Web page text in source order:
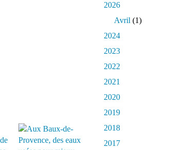
2026
Avril (1)
2024
2023
2022
2021
2020
2019
2018
2017